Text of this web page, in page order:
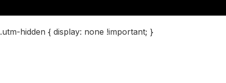
.utm-hidden { display: none !important; }